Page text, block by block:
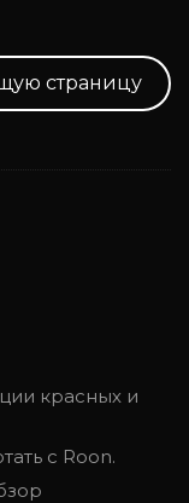
страницу
красных и
с Roon.